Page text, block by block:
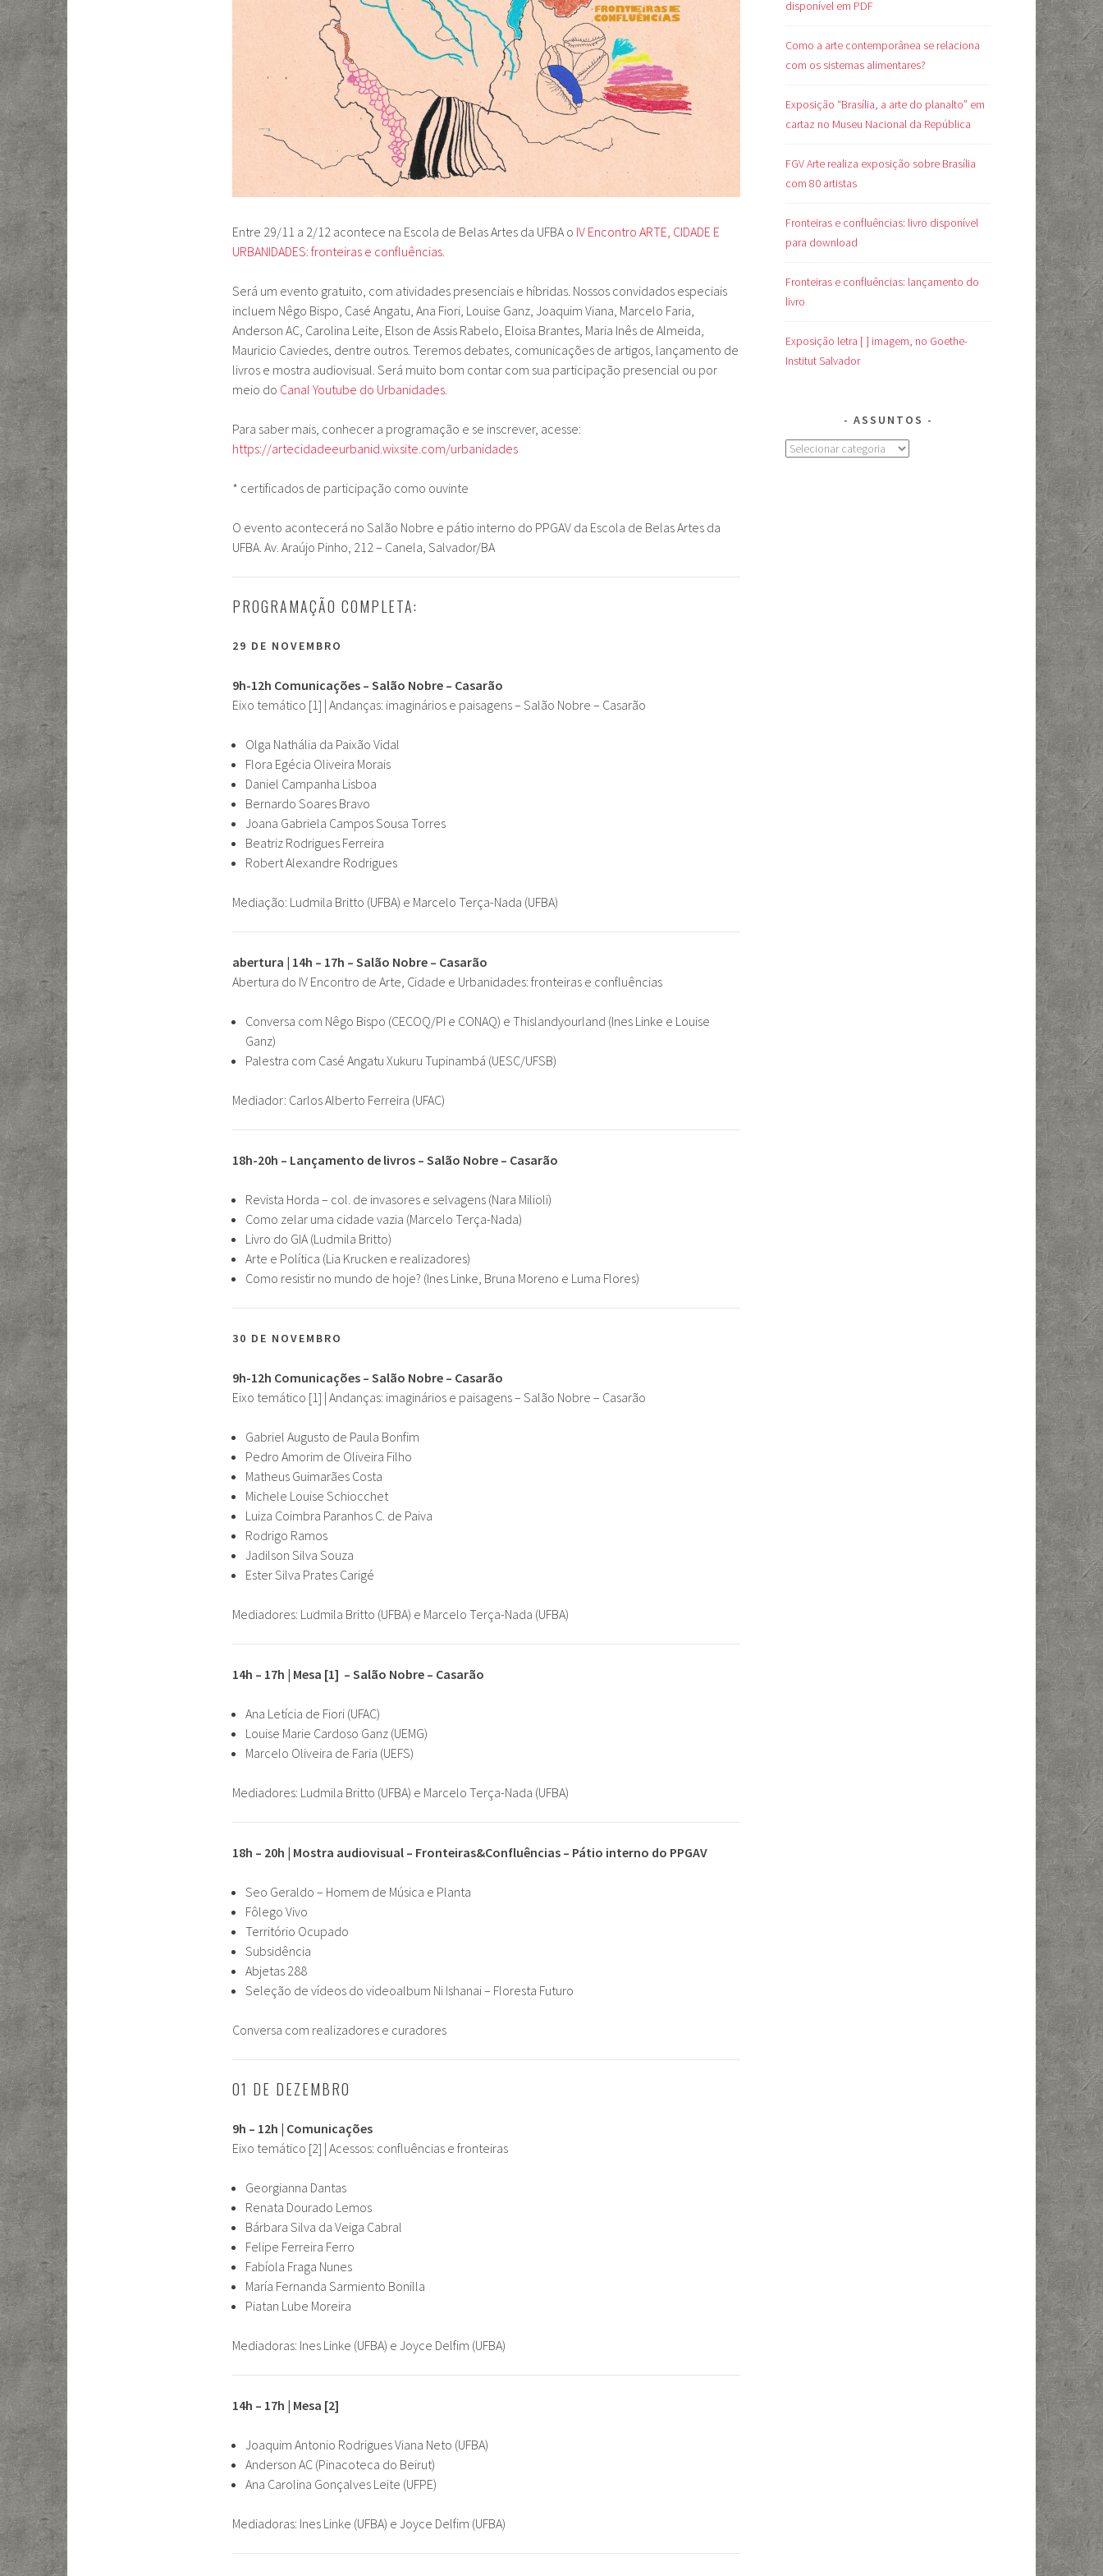
Entre 29/11 a 2/12 acontece na Escola de Belas Artes da UFBA o IV Encontro ARTE, CIDADE E
URBANIDADES: fronteiras e confluências
Será um evento gratuito, com atividades presenciais e híbridas. Nossos convidados especiais
incluem Nêgo Bispo, Casé Angatu, Ana Fiori, Louise Ganz, Joaquim Viana, Marcelo Faria,
Anderson AC, Carolina Leite, Elson de Assis Rabelo, Eloisa Brantes, Maria Inês de Almeida,
Mauricio Caviedes, dentre outros. Teremos debates, comunicações de artigos, lançamento de
livros e mostra audiovisual. Será muito bom contar com sua participação presencial ou por
meio do Canal Youtube do Urbanidades
Para saber mais, conhecer a programação e se inscrever, acesse:
https://artecidadeeurbanid.wixsite.com/urbanidades
* certificados de participação como ouvinte
O evento acontecerá no Salão Nobre e pátio interno do PPGAV da Escola de Belas Artes da
UFBA. Av. Araújo Pinho, 212 – Canela, Salvador/BA
PROGRAMAÇÃO COMPLETA:
29 DE NOVEMBRO
​9h-12h Comunicações – Salão Nobre – Casarão
Eixo temático [1] | Andanças: imaginários e paisagens – Salão Nobre – Casarão
Olga Nathália da Paixão Vidal
Flora Egécia Oliveira Morais
Daniel Campanha Lisboa
Bernardo Soares Bravo
Joana Gabriela Campos Sousa Torres
Beatriz Rodrigues Ferreira
Robert Alexandre Rodrigues
Mediação: Ludmila Britto (UFBA) e Marcelo Terça-Nada (UFBA)
abertura | 14h – 17h – Salão Nobre – Casarão
Abertura do IV Encontro de Arte, Cidade e Urbanidades: fronteiras e confluências
Conversa com Nêgo Bispo (CECOQ/PI e CONAQ) e Thislandyourland (Ines Linke e Louise
Ganz)
Palestra com Casé Angatu Xukuru Tupinambá (UESC/UFSB)
Mediador: Carlos Alberto Ferreira (UFAC)
18h-20h – Lançamento de livros – Salão Nobre – Casarão
Revista Horda – col. de invasores e selvagens (Nara Milioli)
Como zelar uma cidade vazia (Marcelo Terça-Nada)
Livro do GIA (Ludmila Britto)
Arte e Política (Lia Krucken e realizadores)
Como resistir no mundo de hoje? (Ines Linke, Bruna Moreno e Luma Flores)
30 DE NOVEMBRO
​9h-12h Comunicações – Salão Nobre – Casarão
Eixo temático [1] | Andanças: imaginários e paisagens – Salão Nobre – Casarão
Gabriel Augusto de Paula Bonfim
Pedro Amorim de Oliveira Filho
Matheus Guimarães Costa
Michele Louise Schiocchet
Luiza Coimbra Paranhos C. de Paiva
Rodrigo Ramos
Jadilson Silva Souza
Ester Silva Prates Carigé
Mediadores: Ludmila Britto (UFBA) e Marcelo Terça-Nada (UFBA)
14h – 17h | Mesa [1] – Salão Nobre – Casarão
Ana Letícia de Fiori (UFAC)
Louise Marie Cardoso Ganz (UEMG)
Marcelo Oliveira de Faria (UEFS)
Mediadores: Ludmila Britto (UFBA) e Marcelo Terça-Nada (UFBA)
18h – 20h | Mostra audiovisual – Fronteiras&Confluências – Pátio interno do PPGAV
Seo Geraldo – Homem de Música e Planta
Fôlego Vivo
Território Ocupado
Subsidência
Abjetas 288
Seleção de vídeos do videoalbum Ni Ishanai – Floresta Futuro
Conversa com realizadores e curadores
01 DE DEZEMBRO
9h – 12h | Comunicações
Eixo temático [2] | Acessos: confluências e fronteiras
Georgianna Dantas
Renata Dourado Lemos
Bárbara Silva da Veiga Cabral
Felipe Ferreira Ferro
Fabíola Fraga Nunes
María Fernanda Sarmiento Bonilla
Piatan Lube Moreira
Mediadoras: Ines Linke (UFBA) e Joyce Delfim (UFBA)
14h – 17h | Mesa [2]
Joaquim Antonio Rodrigues Viana Neto (UFBA)
Anderson AC (Pinacoteca do Beirut)
Ana Carolina Gonçalves Leite (UFPE)
Mediadoras: Ines Linke (UFBA) e Joyce Delfim (UFBA)
disponível em PDF
Como a arte contemporânea se relaciona
com os sistemas alimentares?
Exposição “Brasília, a arte do planalto” em
cartaz no Museu Nacional da República
FGV Arte realiza exposição sobre Brasília
com 80 artistas
Fronteiras e confluências: livro disponível
para download
Fronteiras e confluências: lançamento do
livro
Exposição letra [ ] imagem, no Goethe-
Institut Salvador
ASSUNTOS
Assuntos